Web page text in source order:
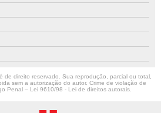
direito reservado. Sua reprodução, parcial ou total,
sem a autorização do autor. Crime de violação de
Penal – Lei 9610/98 - Lei de direitos autorais